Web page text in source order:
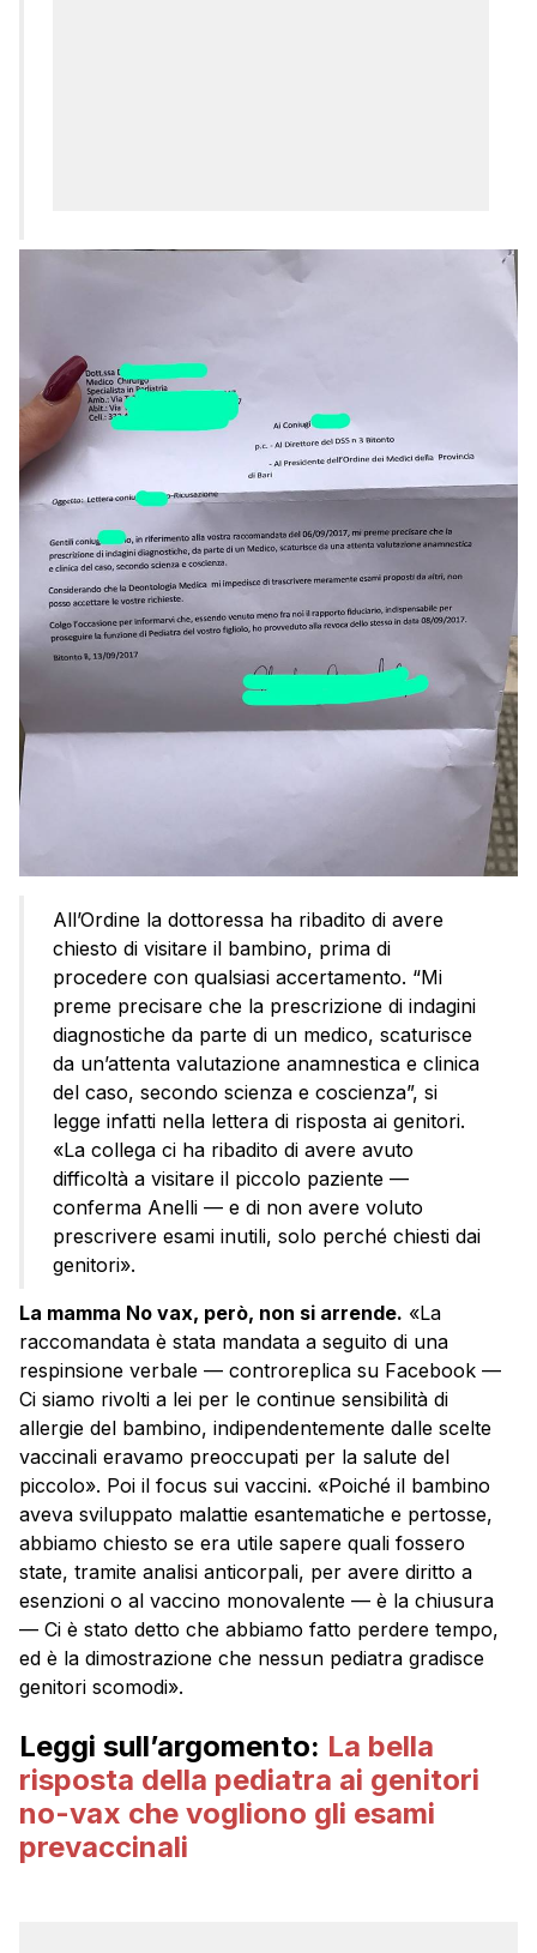
All’Ordine la dottoressa ha ribadito di avere
chiesto di visitare il bambino, prima di
procedere con qualsiasi accertamento. “Mi
preme precisare che la prescrizione di indagini
diagnostiche da parte di un medico, scaturisce
da un’attenta valutazione anamnestica e clinica
del caso, secondo scienza e coscienza”, si
legge infatti nella lettera di risposta ai genitori.
«La collega ci ha ribadito di avere avuto
difficoltà a visitare il piccolo paziente —
conferma Anelli — e di non avere voluto
prescrivere esami inutili, solo perché chiesti dai
genitori».
La mamma No vax, però, non si arrende. «La
raccomandata è stata mandata a seguito di una
respinsione verbale — controreplica su Facebook —
Ci siamo rivolti a lei per le continue sensibilità di
allergie del bambino, indipendentemente dalle scelte
vaccinali eravamo preoccupati per la salute del
piccolo». Poi il focus sui vaccini. «Poiché il bambino
aveva sviluppato malattie esantematiche e pertosse,
abbiamo chiesto se era utile sapere quali fossero
state, tramite analisi anticorpali, per avere diritto a
esenzioni o al vaccino monovalente — è la chiusura
— Ci è stato detto che abbiamo fatto perdere tempo,
ed è la dimostrazione che nessun pediatra gradisce
genitori scomodi».
Leggi sull’argomento: La bella
risposta della pediatra ai genitori
no-vax che vogliono gli esami
prevaccinali